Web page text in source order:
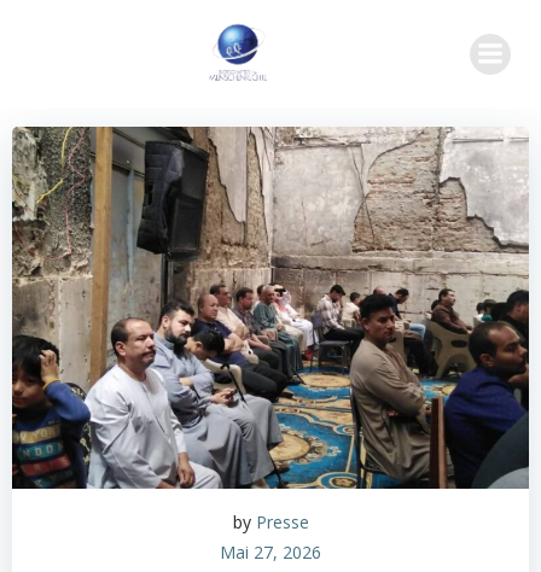
by Presse
Mai 27, 2026